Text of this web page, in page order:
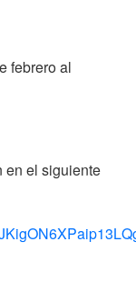
febrero al
en el siguiente